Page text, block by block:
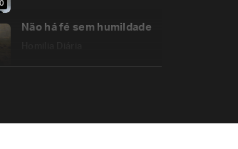
Não há fé sem humildade
Homilia Diária